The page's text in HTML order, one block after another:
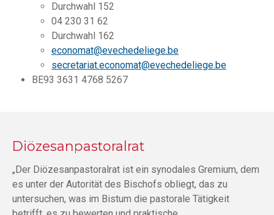
Durchwahl 152
04 230 31 62
Durchwahl 162
economat@evechedeliege.be
secretariat.economat@evechedeliege.be
BE93 3631 4768 5267
Diözesanpastoralrat
„Der Diözesanpastoralrat ist ein synodales Gremium, dem
es unter der Autorität des Bischofs obliegt, das zu
untersuchen, was im Bistum die pastorale Tätigkeit